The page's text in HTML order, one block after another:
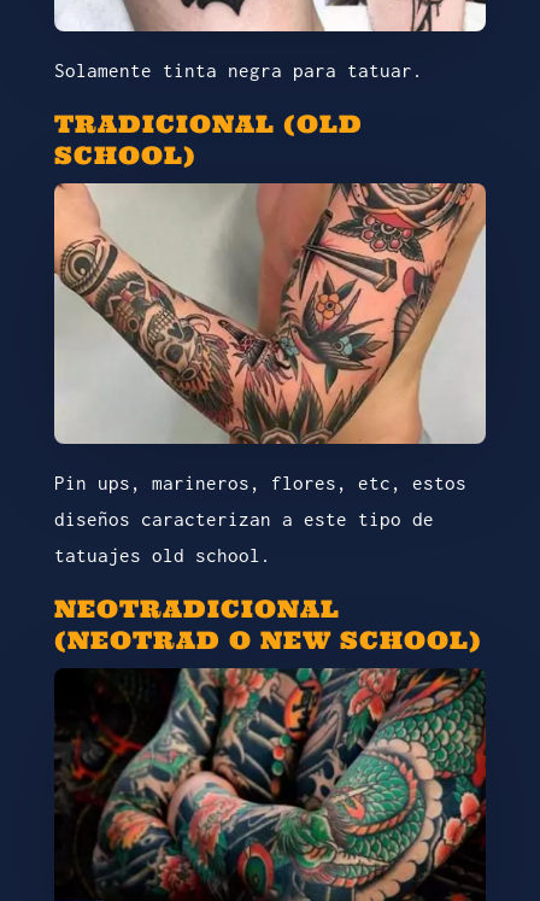
Solamente tinta negra para tatuar.
TRADICIONAL (OLD
SCHOOL)
Pin ups, marineros, flores, etc, estos
diseños caracterizan a este tipo de
tatuajes old school.
NEOTRADICIONAL
(NEOTRAD O NEW SCHOOL)